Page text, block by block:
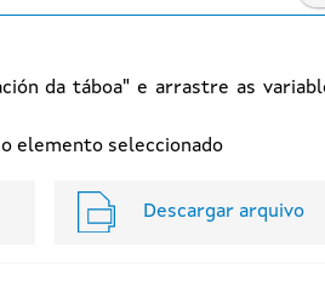
da táboa" e arrastre as
elemento seleccionado
Descargar arquivo